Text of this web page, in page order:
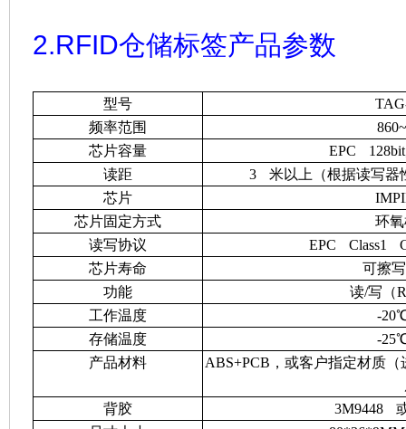
2.RFID仓储标签产品参数
型号
频率范围
芯片容量
EPC
读距
3 米以上（根据读写器
芯片
芯片固定方式
环
读写协议
EPC Class1
芯片寿命
可擦写
功能
读/写（
工作温度
-
存储温度
-
产品材料
ABS+PCB，或客户指定材
背胶
3M9448